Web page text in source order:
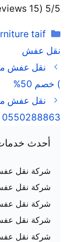
5/5
(15 Reviews)
التصنيفات
taif
نقل عفش
نقل عفش
) خصم 50%
نقل عفش
0550288863 شركة بروج جدة
أحدث
شركة نقل
شركة نقل
شركة نقل
شركة نقل
شركة نقل